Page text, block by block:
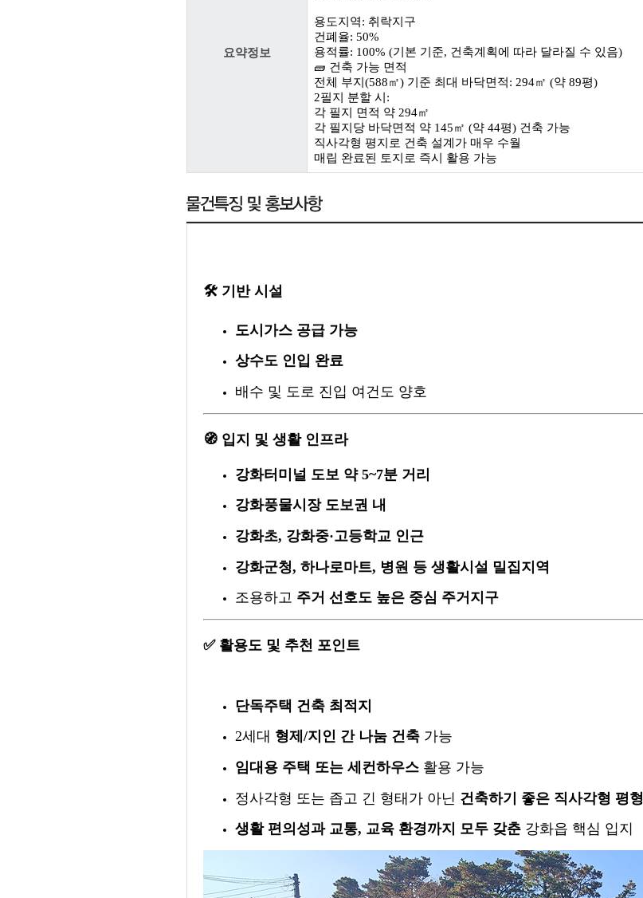
요약정보
용도지역: 취락지구
건폐율: 50%
용적률: 100% (기본 기준, 건축계획에 따라 달라질 수 있음)
🧱 건축 가능 면적
전체 부지(588㎡) 기준 최대 바닥면적: 294㎡ (약 89평)
2필지 분할 시:
각 필지 면적 약 294㎡
각 필지당 바닥면적 약 145㎡ (약 44평) 건축 가능
직사각형 평지로 건축 설계가 매우 수월
매립 완료된 토지로 즉시 활용 가능
🛠 기반 시설
도시가스 공급 가능
상수도 인입 완료
배수 및 도로 진입 여건도 양호
🧭 입지 및 생활 인프라
강화터미널 도보 약 5~7분 거리
강화풍물시장 도보권 내
강화초, 강화중·고등학교 인근
강화군청, 하나로마트, 병원 등 생활시설 밀집지역
조용하고 주거 선호도 높은 중심 주거지구
✅ 활용도 및 추천 포인트
단독주택 건축 최적지
2세대 형제/지인 간 나눔 건축가능
임대용 주택 또는 세컨하우스활용 가능
정사각형 또는 좁고 긴 형태가 아닌 건축하기 좋은 직사각형 평형
생활 편의성과 교통, 교육 환경까지 모두 갖춘강화읍 핵심 입지